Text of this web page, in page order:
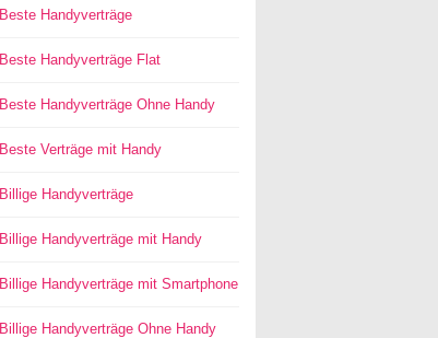
Beste Handyverträge
Beste Handyverträge Flat
Beste Handyverträge Ohne Handy
Beste Verträge mit Handy
Billige Handyverträge
Billige Handyverträge mit Handy
Billige Handyverträge mit Smartphone
Billige Handyverträge Ohne Handy